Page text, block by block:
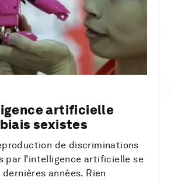
artificielle
sexistes
de discriminations
par l’intelligence artificielle se
années. Rien